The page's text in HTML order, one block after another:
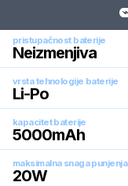
pristupačnost baterije
Neizmenjiva
vrsta tehnologije baterije
Li-Po
kapacitet baterije
5000mAh
maksimalna snaga punjenja
20W